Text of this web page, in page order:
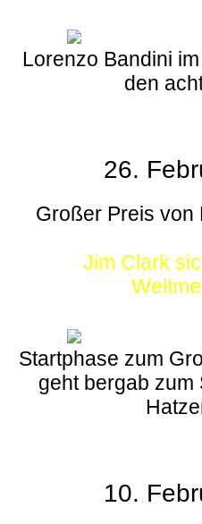
Lorenzo Bandini
den
26.
Großer Preis von
Jim Clark
Startphase zum
geht bergab zum
10.